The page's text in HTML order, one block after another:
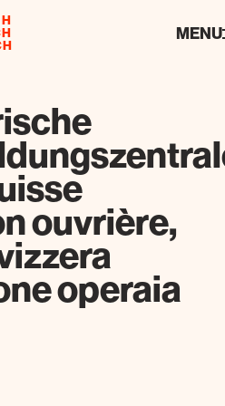
MENU
ouvrière,
operaia